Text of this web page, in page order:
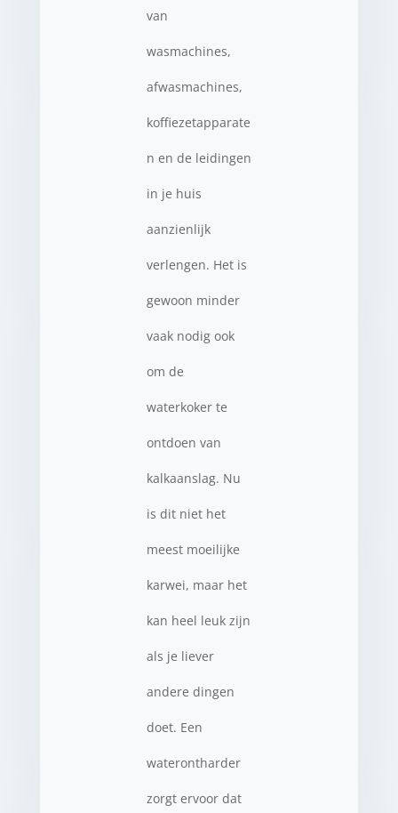
van
wasmachines,
afwasmachines,
koffiezetapparate
n en de leidingen
in je huis
aanzienlijk
verlengen. Het is
gewoon minder
vaak nodig ook
om de
waterkoker te
ontdoen van
kalkaanslag. Nu
is dit niet het
meest moeilijke
karwei, maar het
kan heel leuk zijn
als je liever
andere dingen
doet. Een
waterontharder
zorgt ervoor dat